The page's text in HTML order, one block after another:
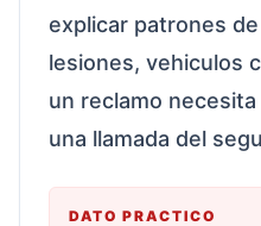
explicar patrones
lesiones, vehiculos
un reclamo
una llamada del
DATO PRACTICO